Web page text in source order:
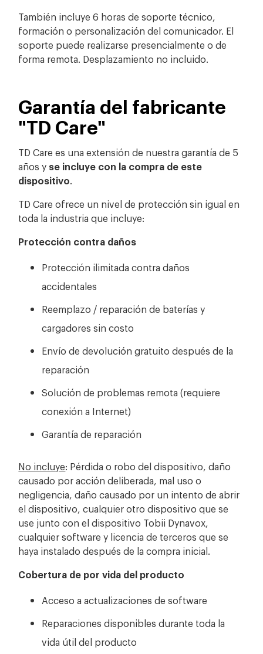
También incluye 6 horas de soporte técnico,
formación o personalización del comunicador. El
soporte puede realizarse presencialmente o de
forma remota. Desplazamiento no incluido.
Garantía del fabricante
"TD Care"
TD Care es una extensión de nuestra garantía de 5
años y se incluye con la compra de este
dispositivo.
TD Care ofrece un nivel de protección sin igual en
toda la industria que incluye:
Protección contra daños
Protección ilimitada contra daños
accidentales
Reemplazo / reparación de baterías y
cargadores sin costo
Envío de devolución gratuito después de la
reparación
Solución de problemas remota (requiere
conexión a Internet)
Garantía de reparación
No incluye: Pérdida o robo del dispositivo, daño
causado por acción deliberada, mal uso o
negligencia, daño causado por un intento de abrir
el dispositivo, cualquier otro dispositivo que se
use junto con el dispositivo Tobii Dynavox,
cualquier software y licencia de terceros que se
haya instalado después de la compra inicial.
Cobertura de por vida del producto
Acceso a actualizaciones de software
Reparaciones disponibles durante toda la
vida útil del producto